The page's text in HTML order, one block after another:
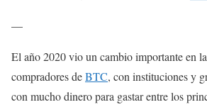
—
El año 2020 vio un cambio importante en
compradores deBTC, con instituciones y
con mucho dinero para gastar entre los